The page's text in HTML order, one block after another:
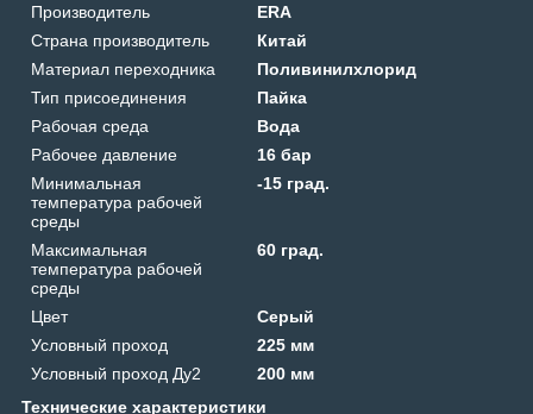
Производитель
ERA
Страна производитель
Китай
Материал переходника
Поливинилхлорид
Тип присоединения
Пайка
Рабочая среда
Вода
Рабочее давление
16 бар
Минимальная
температура рабочей
среды
-15 град.
Максимальная
температура рабочей
среды
60 град.
Цвет
Серый
Условный проход
225 мм
Условный проход Ду2
200 мм
Технические характеристики